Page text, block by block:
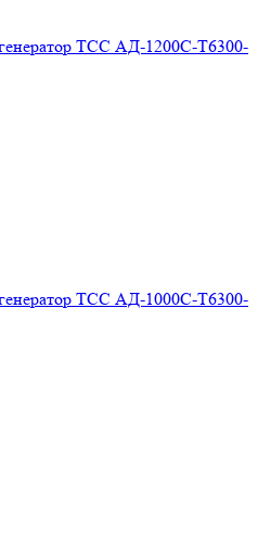
ТСС АД-1200С-Т6300-
ТСС АД-1000С-Т6300-